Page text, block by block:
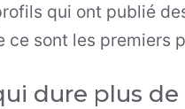
qui ont publié
ce sont les premiers
dure plus de